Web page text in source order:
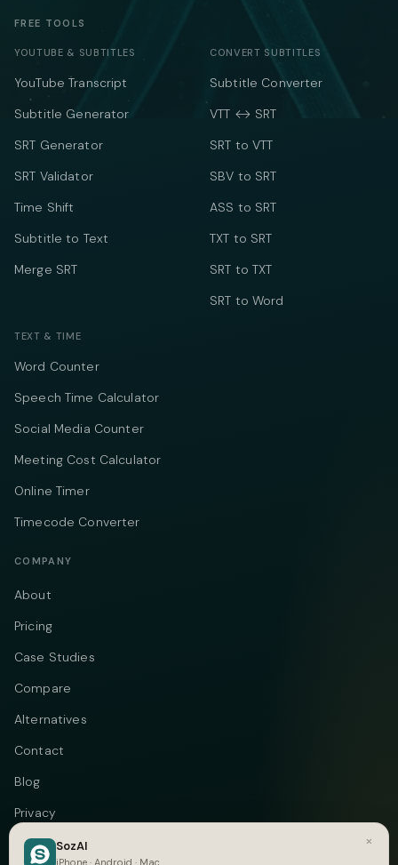
FREE TOOLS
YOUTUBE & SUBTITLES
YouTube Transcript
Subtitle Generator
SRT Generator
SRT Validator
Time Shift
Subtitle to Text
Merge SRT
CONVERT SUBTITLES
Subtitle Converter
VTT ↔ SRT
SRT to VTT
SBV to SRT
ASS to SRT
TXT to SRT
SRT to TXT
SRT to Word
TEXT & TIME
Word Counter
Speech Time Calculator
Social Media Counter
Meeting Cost Calculator
Online Timer
Timecode Converter
COMPANY
About
Pricing
Case Studies
Compare
Alternatives
Contact
Blog
Privacy
Terms
×
SozAI
iPhone · Android · Mac